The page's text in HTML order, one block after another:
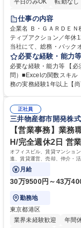
平日のみOK
転勤なし
賞与あり
完全週休2日
服装自由
仕事の内容
企業名 Ｂ・ＧＡＲＤＥＮ税理士法人 求人名 【新
ティブアクション／年休126日／土日祝休
当社にて、総務・バック
客対応から、経理サポー
入の検討まで、幅広く組織を支える役
送物対応、電話・来客対
福利厚生・社内イベント
類手続き ■税理士業務の
社内新システムの導入検討・比較検証 募集職種
ポジティブアクション／
必要な経験・能力等
必要な経験・能力等 【
問）■Excelの関数スキル
務の実務経験1年以上【
■周囲と円滑に連携し、
ィブアクション 学歴・資格 学歴：大学院 大学 高専 短大 専修学校 高校 語
学力： 資格：
正社員
三井物産都市開発株
【営業事務】業務
H/完全週休2日 営
オフィスビル、賃貸マンショ
進、賃貸運営、売却、仲介・
ます。
月給
30万9500円～43万
勤務地
東京都港区
業界未経験歓迎
年間